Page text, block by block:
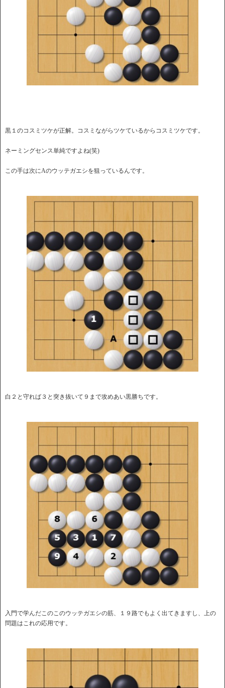
黒１のコスミツケが正解。コスミながらツケているからコスミツケです。
ネーミングセンス単純ですよね(笑)
この手は次にAのウッテガエシを狙っているんです。
白２と守れば３と突き抜いて９まで攻めあい黒勝ちです。
入門で学んだこのこのウッテガエシの筋、１９路でもよく出てきますし、上の
問題はこれの応用です。